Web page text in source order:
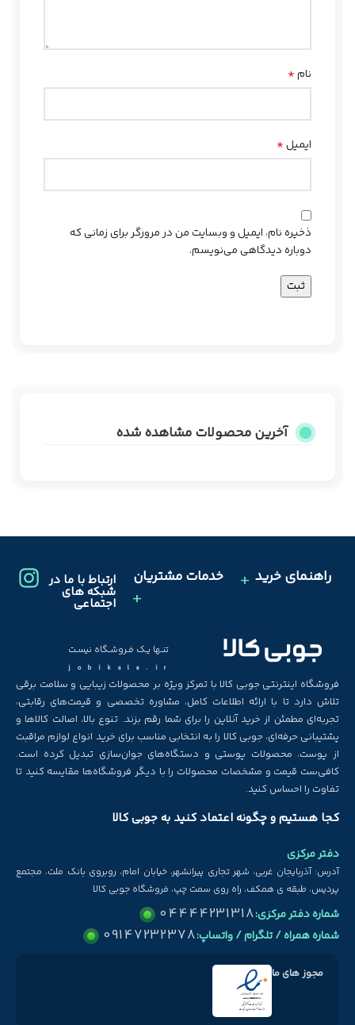
نام*
ایمیل*
ذخیره نام، ایمیل و وبسایت من در مرورگر برای زمانی که
دوباره دیدگاهی می‌نویسم.
آخرین محصولات مشاهده شده
راهنمای خرید خدمات مشتریان ارتباط با ما در
شبکه های
اجتماعی
تنـها یـک فـروشـگاه نیسـت
jobikala.ir
فروشگاه اینترنتی جوبی کالا با تمرکز ویژه بر محصولات زیبایی و سلامت برقی
تلاش دارد تا با ارائه اطلاعات کامل، مشاوره تخصصی و قیمت‌های رقابتی،
تجربه‌ای مطمئن از خرید آنلاین را برای شما رقم بزند. تنوع بالا، اصالت کالاها و
پشتیبانی حرفه‌ای، جوبی کالا را به انتخابی مناسب برای خرید انواع لوازم مراقبت
از پوست، محصولات پوستی و دستگاه‌های جوان‌سازی تبدیل کرده است.
کافی‌ست قیمت و مشخصات محصولات را با دیگر فروشگاه‌ها مقایسه کنید تا
تفاوت را احساس کنید.
کجا هستیم و چگونه اعتماد کنید به جوبی کالا
دفتر مرکزی
آدرس: آذربایجان غربی، شهر تجاری پیرانشهر، خیابان امام، روبروی بانک ملت، مجتمع
پردیس، طبقه ی همکف، راه روی سمت چپ، فروشگاه جوبی کالا
شماره دفتر مرکزی:04444231318
شماره همراه / تلگرام / واتساپ:09147232378
مجوز های ما